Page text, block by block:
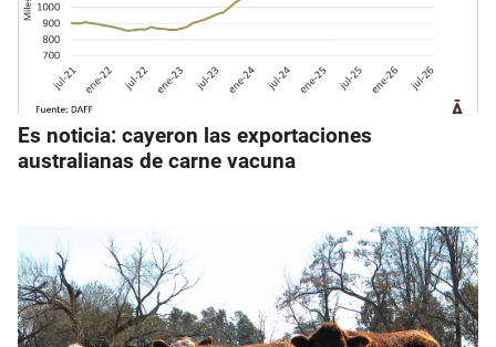
Es noticia: cayeron las exportaciones
australianas de carne vacuna